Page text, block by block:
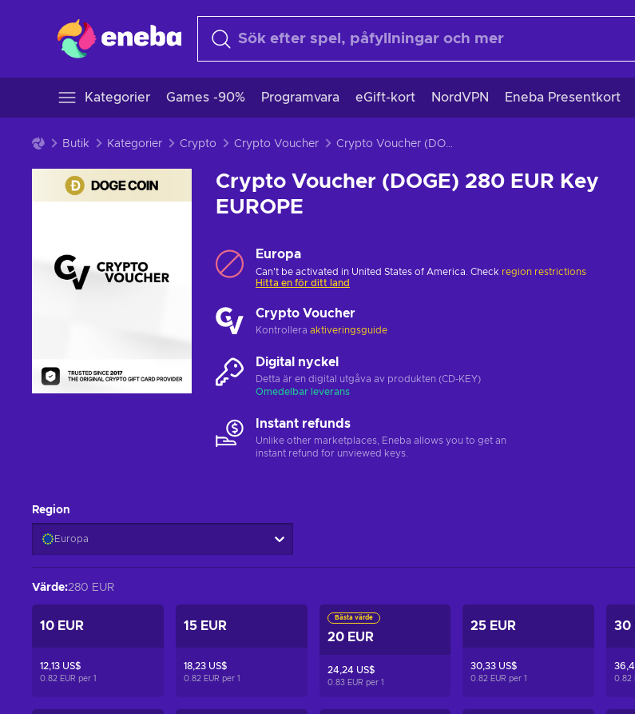
Kategorier Games -90% Programvara eGift-kort NordVPN Eneba Presentkort
Butik Kategorier Crypto Crypto Voucher Crypto Voucher (DOGE) 280 EUR Key EUROPE
Crypto Voucher (DOGE) 280 EUR Key
EUROPE
Europa
Can't be activated in United States of America. Check region restrictions
Hitta en för ditt land
Crypto Voucher
Kontrollera aktiveringsguide
Digital nyckel
Detta är en digital utgåva av produkten (CD-KEY)
Omedelbar leverans
Instant refunds
Unlike other marketplaces, Eneba allows you to get an
instant refund for unviewed keys.
Region
Europa
Värde:280 EUR
10 EUR
12,13 US$
0.82 EUR per 1
15 EUR
18,23 US$
0.82 EUR per 1
Bästa värde
20 EUR
24,24 US$
0.83 EUR per 1
25 EUR
30,33 US$
0.82 EUR per1
30
0.82